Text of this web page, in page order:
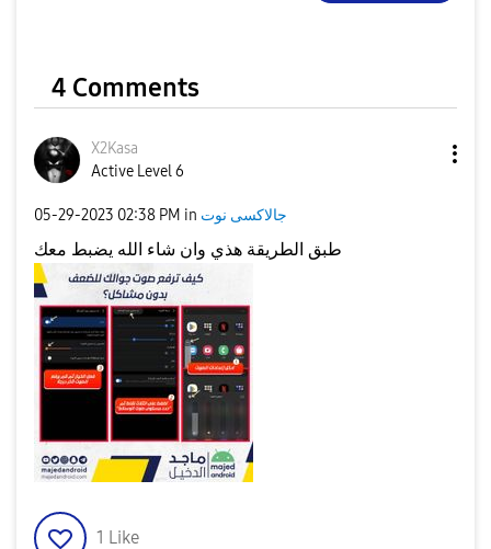
4 Comments
X2Kasa
Active Level 6
‎05-29-2023 02:38 PM in جالاكسى نوت
طبق الطريقة هذي وان شاء الله يضبط معك
1 Like